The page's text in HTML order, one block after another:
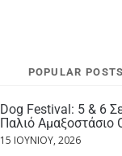
POPULAR POSTS
Dog Festival: 5 & 6
Παλιό Αμαξοστάσιο
15 ΙΟΥΝΊΟΥ, 2026